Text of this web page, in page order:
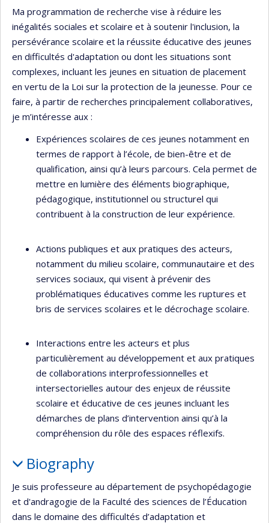
Ma programmation de recherche vise à réduire les
inégalités sociales et scolaire et à soutenir l'inclusion, la
persévérance scolaire et la réussite éducative des jeunes
en difficultés d'adaptation ou dont les situations sont
complexes, incluant les jeunes en situation de placement
en vertu de la Loi sur la protection de la jeunesse. Pour ce
faire, à partir de recherches principalement collaboratives,
je m’intéresse aux :
Expériences scolaires de ces jeunes notamment en
termes de rapport à l’école, de bien-être et de
qualification, ainsi qu’à leurs parcours. Cela permet de
mettre en lumière des éléments biographique,
pédagogique, institutionnel ou structurel qui
contribuent à la construction de leur expérience.
Actions publiques et aux pratiques des acteurs,
notamment du milieu scolaire, communautaire et des
services sociaux, qui visent à prévenir des
problématiques éducatives comme les ruptures et
bris de services scolaires et le décrochage scolaire.
Interactions entre les acteurs et plus
particulièrement au développement et aux pratiques
de collaborations interprofessionnelles et
intersectorielles autour des enjeux de réussite
scolaire et éducative de ces jeunes incluant les
démarches de plans d’intervention ainsi qu’à la
compréhension du rôle des espaces réflexifs.
Biography
Je suis professeure au département de psychopédagogie
et d'andragogie de la Faculté des sciences de l’Éducation
dans le domaine des difficultés d’adaptation et